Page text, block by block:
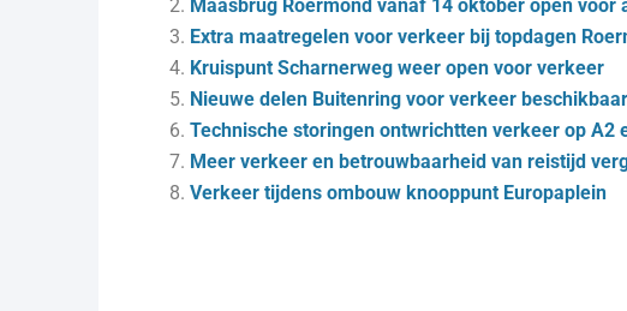
Maasbrug Roermond vanaf 14 oktober open voor
Extra maatregelen voor verkeer bij topdagen
Kruispunt Scharnerweg weer open voor verkeer
Nieuwe delen Buitenring voor verkeer beschikbaar
Technische storingen ontwrichtten verkeer op A2
Meer verkeer en betrouwbaarheid van reistijd
Verkeer tijdens ombouw knooppunt Europaplein